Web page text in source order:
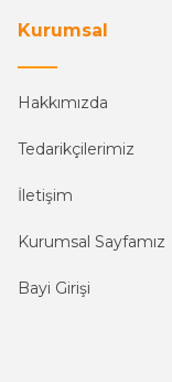
Kurumsal
Hakkımızda
Tedarikçilerimiz
İletişim
Kurumsal Sayfamız
Bayi Girişi